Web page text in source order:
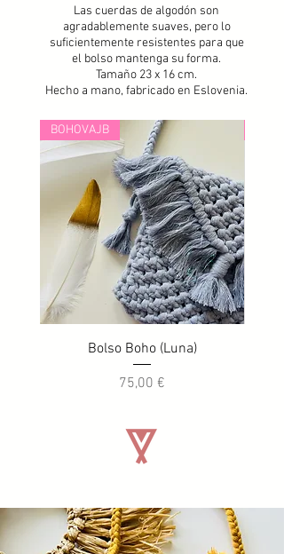
Las cuerdas de algodón son
agradablemente suaves, pero lo
suficientemente resistentes para que
el bolso mantenga su forma.
Tamaño 23 x 16 cm.
Hecho a mano, fabricado en Eslovenia.
BOHOVAJB
Bolso Boho (Luna)
Precio
75,00 €